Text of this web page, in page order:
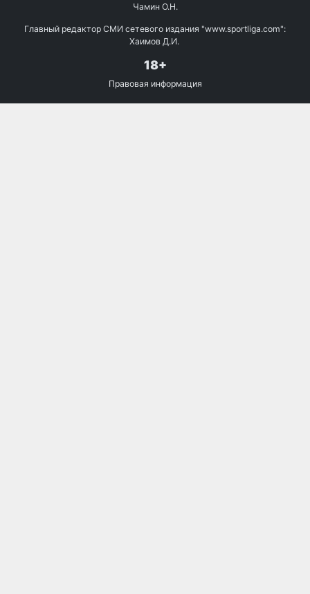
Чамин О.Н.
Главный редактор СМИ сетевого издания "www.sportliga.com":
Хаимов Д.И.
18+
Правовая информация